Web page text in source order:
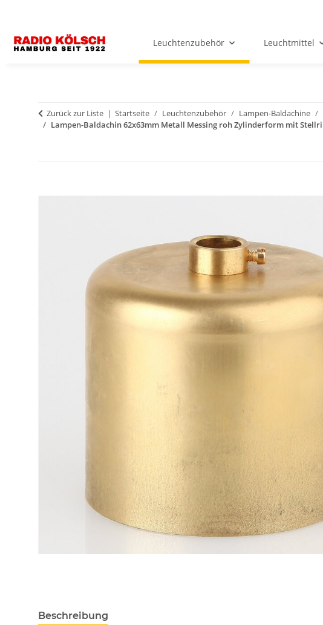
Leuchtenzubehör Leuchtmittel
Zurück zur Liste Startseite Leuchtenzubehör Lampen-Baldachine
Lampen-Baldachin 62x63mm Metall Messing roh Zylinderform mit
Beschreibung